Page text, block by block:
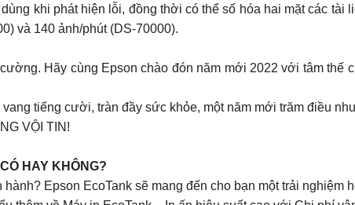
khi phát hiện lỗi, đồng thời có thể số hóa hai mặt các
và 140 ảnh/phút (DS-70000).
Hãy cùng Epson chào đón năm mới 2022 với tâm thế
tiếng cười, tràn đầy sức khỏe, một năm mới trăm điều
VỘI TIN!
HAY KHÔNG?
Epson EcoTank sẽ mang đến cho bạn một trải nghiệm